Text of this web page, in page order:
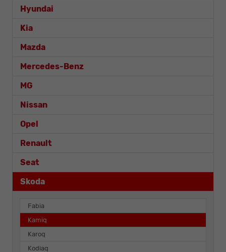
Hyundai
Kia
Mazda
Mercedes-Benz
MG
Nissan
Opel
Renault
Seat
Skoda
Fabia
Kamiq
Karoq
Kodiaq